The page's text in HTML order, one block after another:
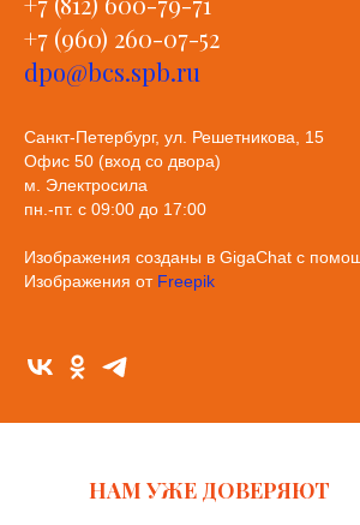
+7 (960) 260-07-52
dpo@bcs.spb.ru
Санкт-Петербург, ул. Решетникова, 15
Офис 50 (вход со двора)
м. Электросила
пн.-пт. с 09:00 до 17:00
Изображения созданы в GigaChat с
Изображения от Freepik
НАМ УЖЕ ДОВЕРЯЮТ